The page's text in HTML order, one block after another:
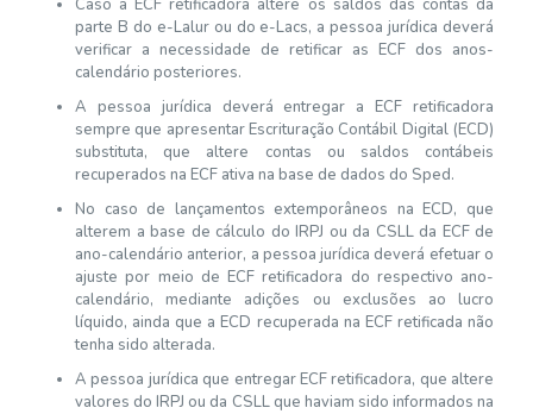
Caso a ECF retificadora altere os saldos das contas da
parte B do e-Lalur ou do e-Lacs, a pessoa jurídica deverá
verificar a necessidade de retificar as ECF dos anos-
calendário posteriores.
A pessoa jurídica deverá entregar a ECF retificadora
sempre que apresentar Escrituração Contábil Digital (ECD)
substituta, que altere contas ou saldos contábeis
recuperados na ECF ativa na base de dados do Sped.
No caso de lançamentos extemporâneos na ECD, que
alterem a base de cálculo do IRPJ ou da CSLL da ECF de
ano-calendário anterior, a pessoa jurídica deverá efetuar o
ajuste por meio de ECF retificadora do respectivo ano-
calendário, mediante adições ou exclusões ao lucro
líquido, ainda que a ECD recuperada na ECF retificada não
tenha sido alterada.
A pessoa jurídica que entregar ECF retificadora, que altere
valores do IRPJ ou da CSLL que haviam sido informados na